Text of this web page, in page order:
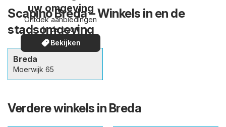
uw omgeving
Ontdek aanbiedingen
in de buurt
Bekijken
Scapino Breda – Winkels in en de
stadsomgeving
Breda
Moerwijk 65
Verdere winkels in Breda